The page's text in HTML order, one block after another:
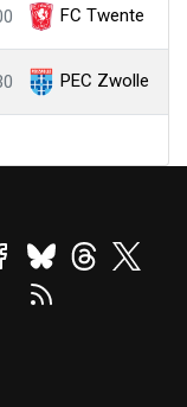
FC Twente
PEC Zwolle